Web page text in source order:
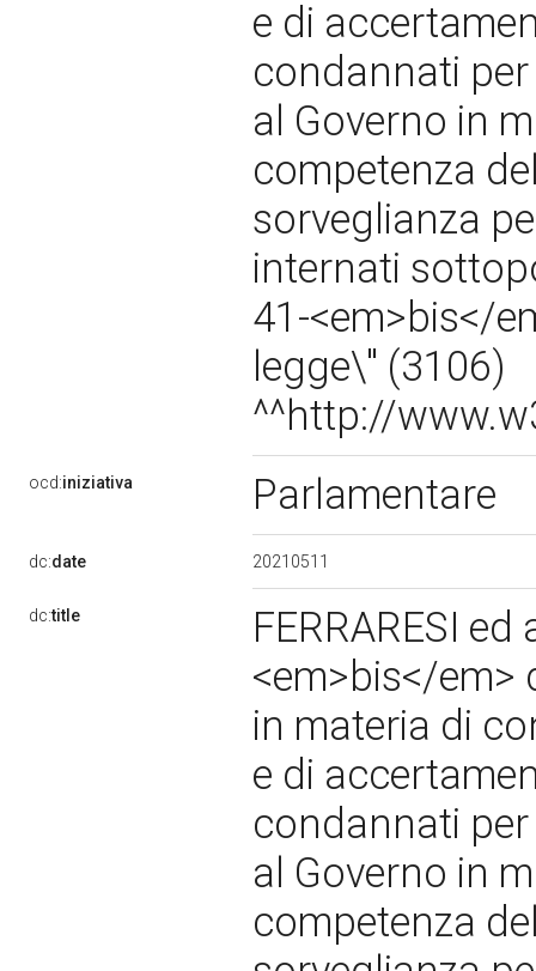
e di
condannati
al Governo in
competenza
sorveglianza
internati
41-<em>bis</
legge\" (3106)
^^http://
ocd:iniziativa Parlamentare
dc:date 20210511
dc:title
FERRARESI
<em>bis</em>
in materia di
e di
condannati
al Governo in
competenza